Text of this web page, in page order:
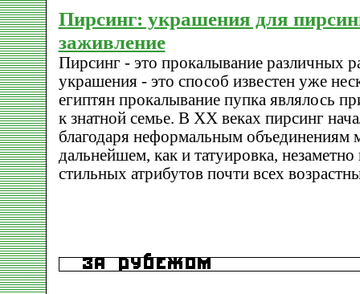
Пирсинг: украшения для
заживление
Пирсинг - это прокалывание различных
украшения - это способ известен уже
египтян прокалывание пупка являлось
к знатной семье. В XX веках пирсинг
благодаря неформальным объединениям
дальнейшем, как и татуировка, незаметно
стильных атрибутов почти всех